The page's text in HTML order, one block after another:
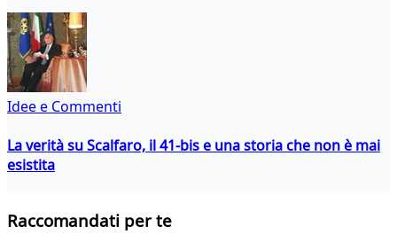
Idee e Commenti
La verità su Scalfaro, il 41-bis e una storia che non è mai
esistita
Raccomandati per te